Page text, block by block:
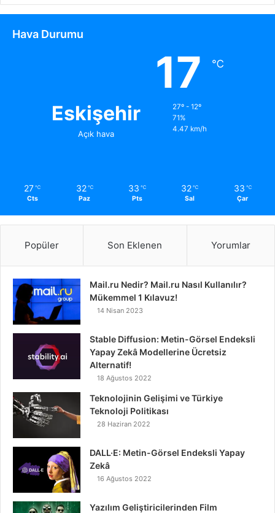
Hava Durumu
Eskişehir
Açık hava
17 ℃
27º - 12º
71%
4.47 km/h
27 ℃
Cts
32 ℃
Paz
33 ℃
Pts
32 ℃
Sal
33 ℃
Çar
Popüler Son Eklenen Yorumlar
Mail.ru Nedir? Mail.ru Nasıl Kullanılır?
Mükemmel 1 Kılavuz!
14 Nisan 2023
Stable Diffusion: Metin-Görsel Endeksli
Yapay Zekâ Modellerine Ücretsiz
Alternatif!
18 Ağustos 2022
Teknolojinin Gelişimi ve Türkiye
Teknoloji Politikası
28 Haziran 2022
DALL·E: Metin-Görsel Endeksli Yapay
Zekâ
16 Ağustos 2022
Yazılım Geliştiricilerinden Film